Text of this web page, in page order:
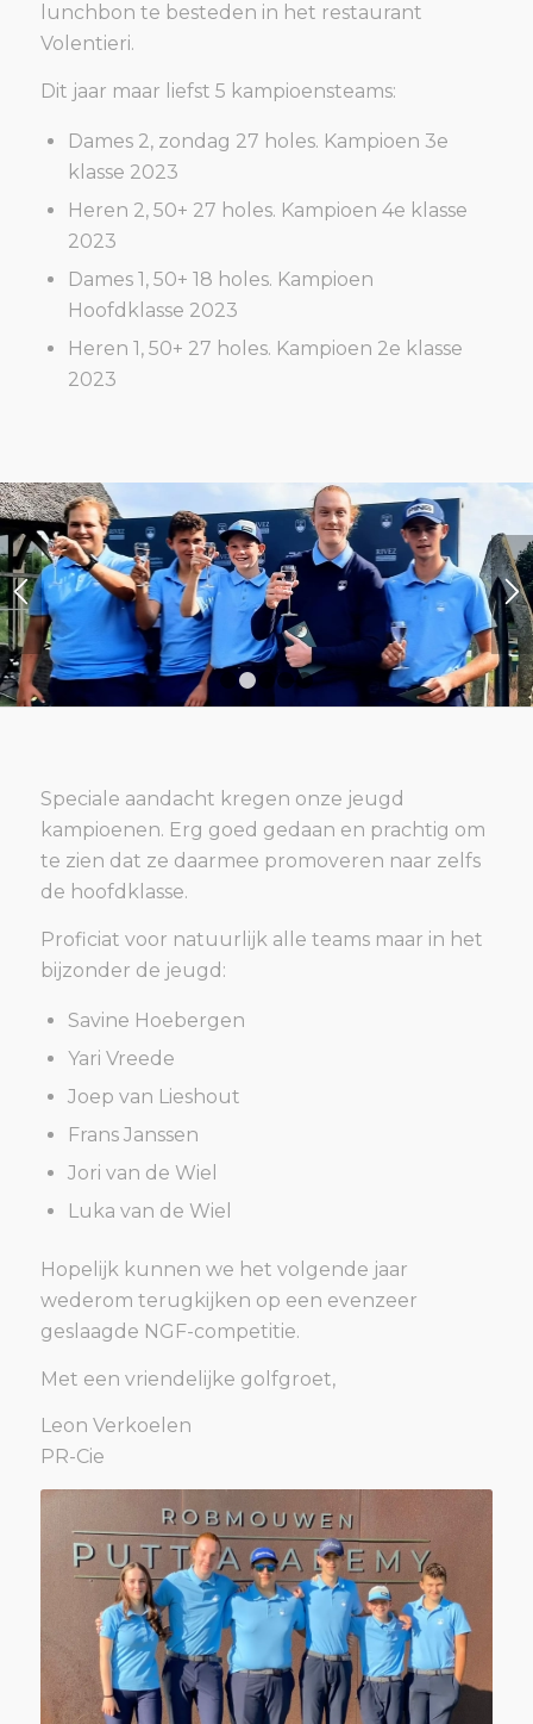
lunchbon te besteden in het restaurant
Volentieri.
Dit jaar maar liefst 5 kampioensteams:
Dames 2, zondag 27 holes. Kampioen 3e
klasse 2023
Heren 2, 50+ 27 holes. Kampioen 4e klasse
2023
Dames 1, 50+ 18 holes. Kampioen
Hoofdklasse 2023
Heren 1, 50+ 27 holes. Kampioen 2e klasse
2023
3 4 5
Speciale aandacht kregen onze jeugd
kampioenen. Erg goed gedaan en prachtig om
te zien dat ze daarmee promoveren naar zelfs
de hoofdklasse.
Proficiat voor natuurlijk alle teams maar in het
bijzonder de jeugd:
Savine Hoebergen
Yari Vreede
Joep van Lieshout
Frans Janssen
Jori van de Wiel
Luka van de Wiel
Hopelijk kunnen we het volgende jaar
wederom terugkijken op een evenzeer
geslaagde NGF-competitie.
Met een vriendelijke golfgroet,
Leon Verkoelen
PR-Cie